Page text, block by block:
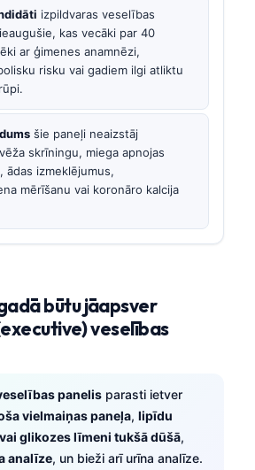
izpildvaras veselības
kas vecāki par 40
ar ģimenes anamnēzi,
risku vai gadiem ilgi atliktu
šie paneļi neaizstāj
skrīningu, miega apnojas
ādas izmeklējumus,
mērīšanu vai koronāro kalcija
būtu jāapsver
veselības
panelis parasti ietver
vielmaiņas paneļa, lipīdu
glikozes līmeni tukšā dūšā,
analīze, un bieži arī urīna analīze.